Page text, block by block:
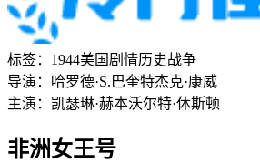
标签： 1944美国 剧情历史战争
导演： 哈罗德·S.巴奎特杰克·康威
主演： 凯瑟琳·赫本沃尔特·休斯顿
非洲女王号